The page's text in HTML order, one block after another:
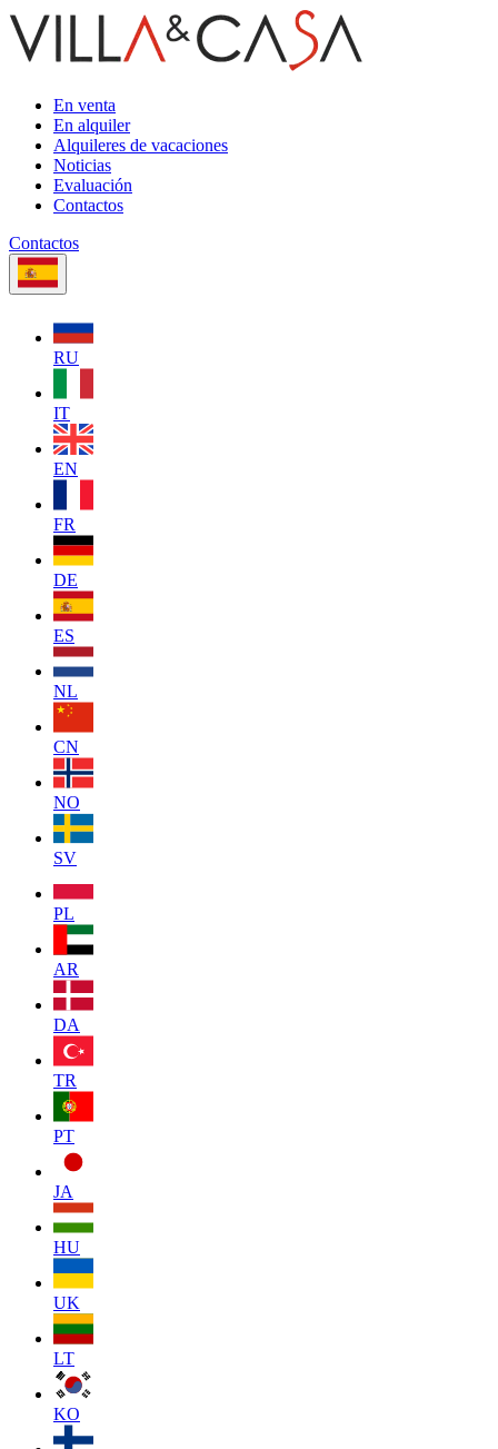
En venta
En alquiler
Alquileres de vacaciones
Noticias
Evaluación
Contactos
Contactos
RU
IT
EN
FR
DE
ES
NL
CN
NO
SV
PL
AR
DA
TR
PT
JA
HU
UK
LT
KO